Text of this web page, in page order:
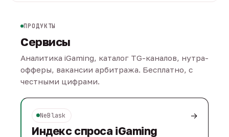
ПРОДУКТЫ
Сервисы
Аналитика iGaming, каталог TG-каналов, нутра-
офферы, вакансии арбитража. Бесплатно, с
честными цифрами.
NeBlask →
Индекс спроса iGaming